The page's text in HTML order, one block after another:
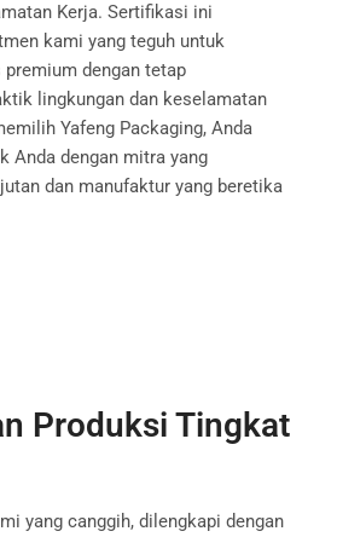
Kerja. Sertifikasi ini
kami yang teguh untuk
dengan tetap
lingkungan dan keselamatan
Yafeng Packaging, Anda
Anda dengan mitra yang
dan manufaktur yang beretika
Produksi Tingkat
yang canggih, dilengkapi dengan